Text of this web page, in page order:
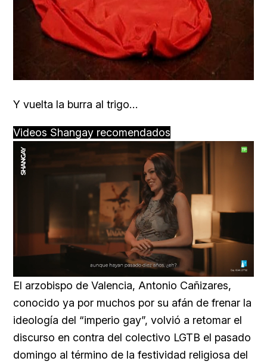
Y vuelta la burra al trigo…
Videos Shangay recomendados
Loaded
76.68%
El arzobispo de Valencia, Antonio Cañizares,
conocido ya por muchos por su afán de frenar la
ideología del “imperio gay”, volvió a retomar el
discurso en contra del colectivo LGTB el pasado
domingo al término de la festividad religiosa del